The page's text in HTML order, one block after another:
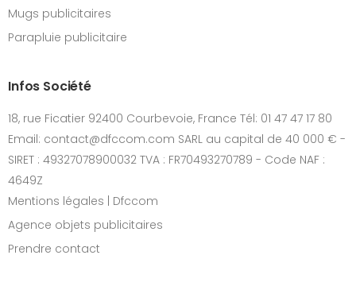
Mugs publicitaires
Parapluie publicitaire
Infos Société
18, rue Ficatier 92400 Courbevoie, France Tél: 01 47 47 17 80
Email: contact@dfccom.com SARL au capital de 40 000 € -
SIRET : 49327078900032 TVA : FR70493270789 - Code NAF :
4649Z
Mentions légales | Dfccom
Agence objets publicitaires
Prendre contact